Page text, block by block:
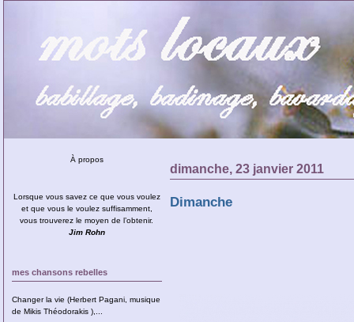
À propos
Lorsque vous savez ce que vous voulez
et que vous le voulez suffisamment,
vous trouverez le moyen de l’obtenir.
Jim Rohn
mes chansons rebelles
Changer la vie (Herbert Pagani, musique
de Mikis Théodorakis ),...
dimanche, 23 janvier 2011
Dimanche